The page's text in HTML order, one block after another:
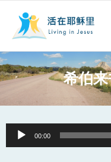
事工概要
阅读文章
希伯
Audio
Player
00:00